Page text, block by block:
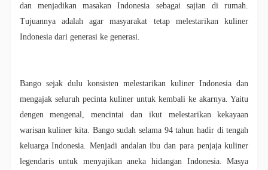
dan menjadikan masakan Indonesia sebagai sajian di rumah.
Tujuannya adalah agar masyarakat tetap melestarikan kuliner
Indonesia dari generasi ke generasi.
Bango sejak dulu konsisten melestarikan kuliner Indonesia dan
mengajak seluruh pecinta kuliner untuk kembali ke akarnya. Yaitu
dengen mengenal, mencintai dan ikut melestarikan kekayaan
warisan kuliner kita. Bango sudah selama 94 tahun hadir di tengah
keluarga Indonesia. Menjadi andalan ibu dan para penjaja kuliner
legendaris untuk menyajikan aneka hidangan Indonesia. Masya